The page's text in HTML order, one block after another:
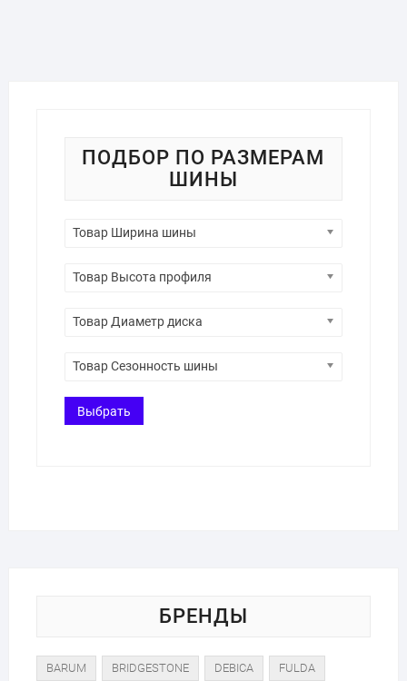
ПОДБОР ПО РАЗМЕРАМ
ШИНЫ
Товар Ширина шины
Товар Высота профиля
Товар Диаметр диска
Товар Сезонность шины
Выбрать
БРЕНДЫ
BARUM BRIDGESTONE DEBICA FULDA